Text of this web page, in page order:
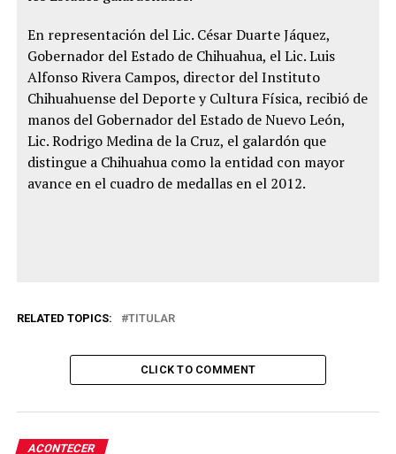
En representación del Lic. César Duarte Jáquez,
Gobernador del Estado de Chihuahua, el Lic. Luis
Alfonso Rivera Campos, director del Instituto
Chihuahuense del Deporte y Cultura Física, recibió de
manos del Gobernador del Estado de Nuevo León,
Lic. Rodrigo Medina de la Cruz, el galardón que
distingue a Chihuahua como la entidad con mayor
avance en el cuadro de medallas en el 2012.
RELATED TOPICS: TITULAR
CLICK TO COMMENT
ACONTECER